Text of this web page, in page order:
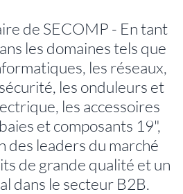
de SECOMP - En tant
les domaines tels que
les réseaux,
les onduleurs et
les accessoires
et composants 19",
des leaders du marché
de grande qualité et un
dans le secteur B2B.